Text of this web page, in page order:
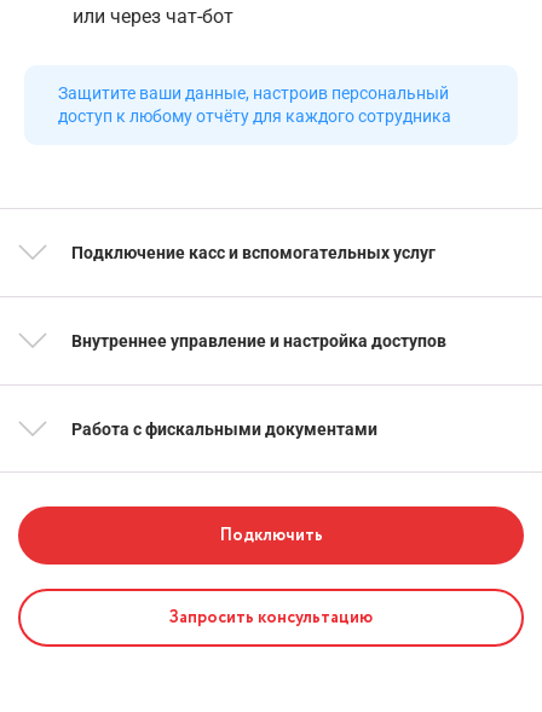
или через чат-бот
Защитите ваши данные, настроив персональный
доступ к любомуотчёту для каждого сотрудника
Подключение касс и вспомогательных услуг
Внутреннее управление и настройка доступов
Работа с фискальными документами
Подключить
Запросить консультацию